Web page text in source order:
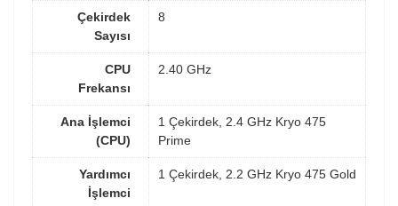
Çekirdek
Sayısı
8
CPU
Frekansı
2.40 GHz
Ana İşlemci
(CPU)
1 Çekirdek, 2.4 GHz Kryo 475
Prime
Yardımcı
İşlemci
1 Çekirdek, 2.2 GHz Kryo 475 Gold